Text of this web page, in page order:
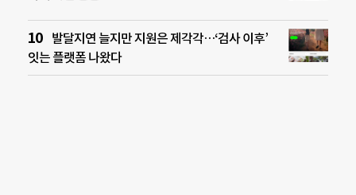
발달지연 늘지만 지원은 제각각…‘검사 이후’
잇는 플랫폼 나왔다